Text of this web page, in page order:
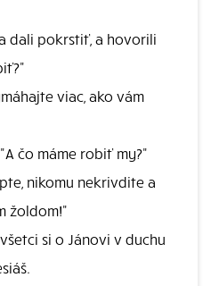
dali pokrstiť, a hovorili
viac, ako vám
čo máme robiť my?"
nikomu nekrivdite a
žoldom!"
si o Jánovi v duchu